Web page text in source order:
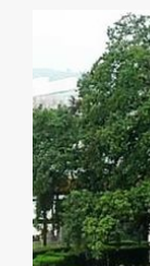
Vila
Mindelo
Agolada
Monte